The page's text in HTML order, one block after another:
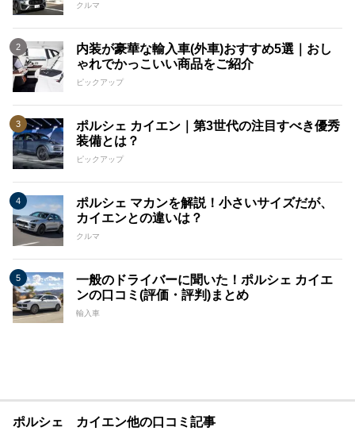
クルマ
内装が豪華な輸入車(外車)おすすめ5選｜おし
ゃれでかっこいい商品をご紹介
ピックアップ
ポルシェ カイエン｜第3世代の注目すべき優秀
装備とは？
ピックアップ
ポルシェ マカンを解説！小さいサイズだが、
カイエンとの違いは？
クルマ
一般のドライバーに聞いた！ポルシェ カイエ
ンの口コミ(評価・評判)まとめ
輸入車
ポルシェ カイエン他の口コミ記事